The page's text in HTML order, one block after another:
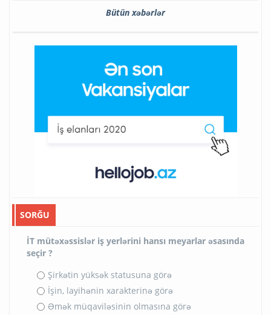
Bütün xəbərlər
SORĞU
İT mütəxəssislər iş yerlərini hansı meyarlar əsasında
seçir ?
Şirkətin yüksək statusuna görə
İşin, layihənin xarakterinə görə
Əmək müqaviləsinin olmasına görə